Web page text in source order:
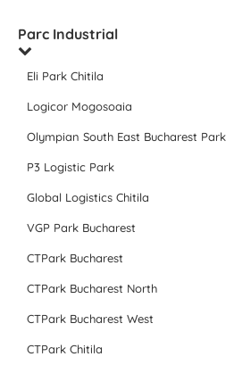
Parc Industrial
Eli Park Chitila
Logicor Mogosoaia
Olympian South East Bucharest Park
P3 Logistic Park
Global Logistics Chitila
VGP Park Bucharest
CTPark Bucharest
CTPark Bucharest North
CTPark Bucharest West
CTPark Chitila